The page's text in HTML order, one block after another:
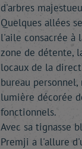
d'arbres
Quelques allées
l'aile consacrée à
zone de détente,
locaux de la
bureau
lumière décorée
fonctionnels.
Avec sa tignasse
Premji a l'allure